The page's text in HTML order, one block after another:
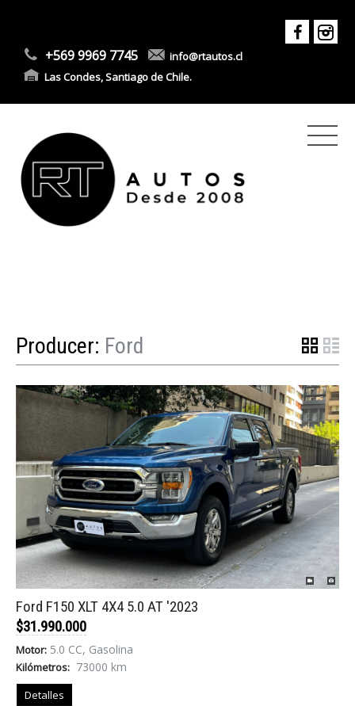
+569 9969 7745
info@rtautos.cl
Las Condes, Santiago de Chile.
Producer: Ford
Ford F150 XLT 4X4 5.0 AT '2023
$31.990.000
Motor: 5.0 CC, Gasolina
Kilómetros: 73000 km
Detalles